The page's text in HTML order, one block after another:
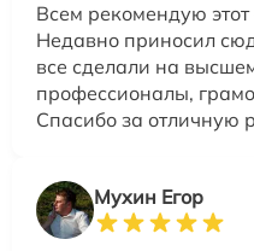
Всем рекомендую
Недавно приносил
все сделали на
профессионалы,
Спасибо за отличную
Мухин Егор